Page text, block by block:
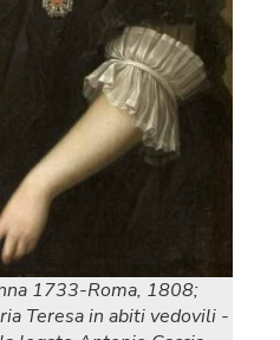
1733-Roma, 1808;
Teresa in abiti vedovili -